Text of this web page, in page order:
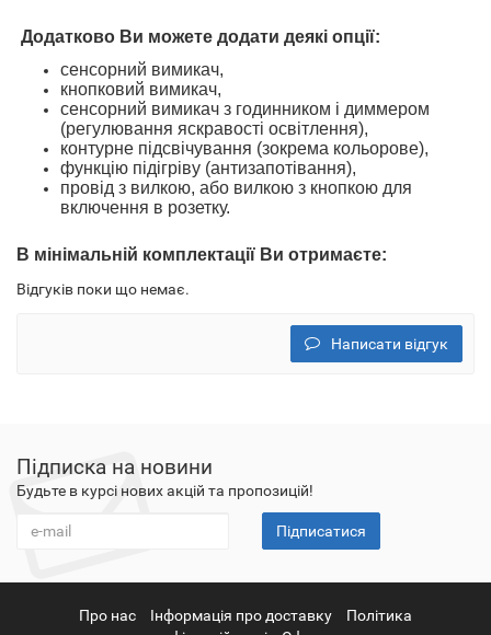
Додатково Ви можете додати деякі опції:
сенсорний вимикач,
кнопковий вимикач,
сенсорний вимикач з годинником і диммером
(регулювання яскравості освітлення),
контурне підсвічування (зокрема кольорове),
функцію підігріву (антизапотівання),
провід з вилкою, або вилкою з кнопкою для
включення в розетку.
В мінімальній комплектації Ви отримаєте:
Відгуків поки що немає.
Написати відгук
Підписка на новини
Будьте в курсі нових акцій та пропозицій!
Підписатися
Про нас Інформація про доставку
Політика